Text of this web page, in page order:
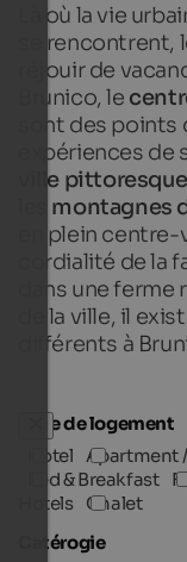
Là où la vie
se
réjouir de
Brunico, le
sont des
expériences
ville pittoresque
montagnes
en plein
cordialité de la
dans une
de la ville, il
différents à
Type de logement
Hotel Apartment
Bed & Breakfast
Hotels Chalet
Catérogie